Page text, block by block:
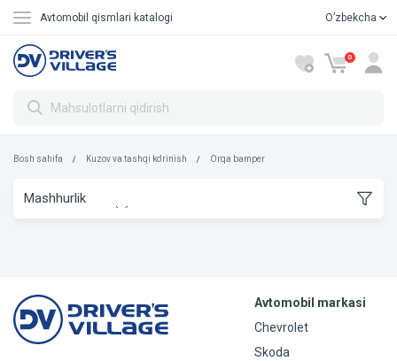
Avtomobil qismlari katalogi Oʼzbekcha
0
Bosh sahifa Kuzov va tashqi ko'rinish Orqa bamper
Avtomobil markasi
Chevrolet
Skoda